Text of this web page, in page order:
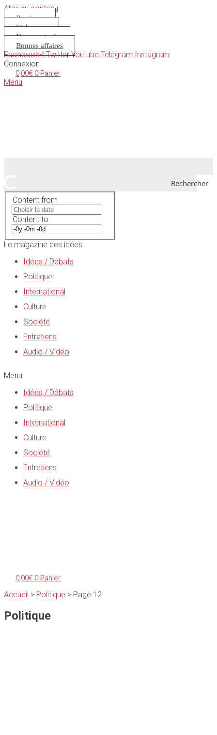
Aller au contenu
Boutique
S’abonner
Nous soutenir
Bonnes affaires
Facebook-f Twitter Youtube Telegram Instagram
Connexion
0,00€ 0 Panier
Menu
Rechercher
Content from
Content to
Le magazine des idées
Idées / Débats
Politique
International
Culture
Société
Entretiens
Audio / Vidéo
Menu
Idées / Débats
Politique
International
Culture
Société
Entretiens
Audio / Vidéo
0,00€ 0 Panier
Accueil > Politique > Page 12
Politique